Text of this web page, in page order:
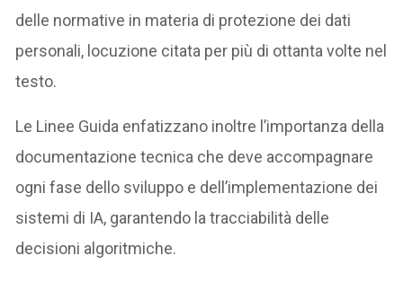
delle normative in materia di protezione dei dati
personali, locuzione citata per più di ottanta volte nel
testo.
Le Linee Guida enfatizzano inoltre l’importanza della
documentazione tecnica che deve accompagnare
ogni fase dello sviluppo e dell’implementazione dei
sistemi di IA, garantendo la tracciabilità delle
decisioni algoritmiche.